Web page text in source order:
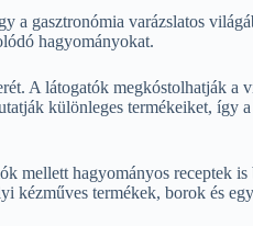
a gasztronómia varázslatos
hagyományokat.
A látogatók megkóstolhatják
különleges termékeiket, így
mellett hagyományos receptek
termékek, borok és